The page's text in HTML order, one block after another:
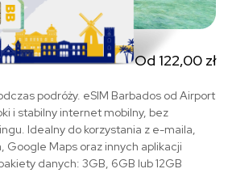
Od 122,00 zł
podróży. eSIM Barbados od Airport
i stabilny internet mobilny, bez
Idealny do korzystania z e-maila,
Google Maps oraz innych aplikacji
danych: 3GB, 6GB lub 12GB